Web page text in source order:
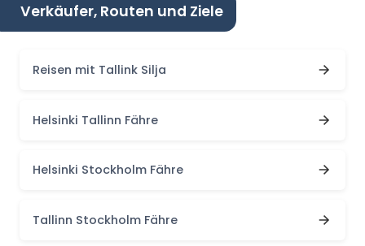
Verkäufer, Routen und Ziele
Reisen mit Tallink Silja
Helsinki Tallinn Fähre
Helsinki Stockholm Fähre
Tallinn Stockholm Fähre